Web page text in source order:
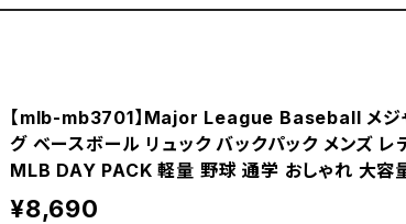
【mlb-mb3701】Major League Baseball メジ
グ ベースボール リュック バックパック メンズ レ
MLB DAY PACK 軽量 野球 通学 おしゃれ 大容
¥8,690